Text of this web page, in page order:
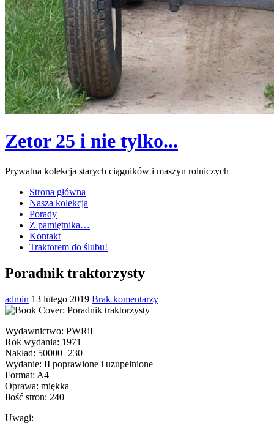
Zetor 25 i nie tylko...
Prywatna kolekcja starych ciągników i maszyn rolniczych
Strona główna
Nasza kolekcja
Porady
Z pamiętnika…
Kontakt
Traktorem do ślubu!
Poradnik traktorzysty
admin 13 lutego 2019 Brak komentarzy
Wydawnictwo: PWRiL
Rok wydania: 1971
Nakład: 50000+230
Wydanie: II poprawione i uzupełnione
Format: A4
Oprawa: miękka
Ilość stron: 240
Uwagi: